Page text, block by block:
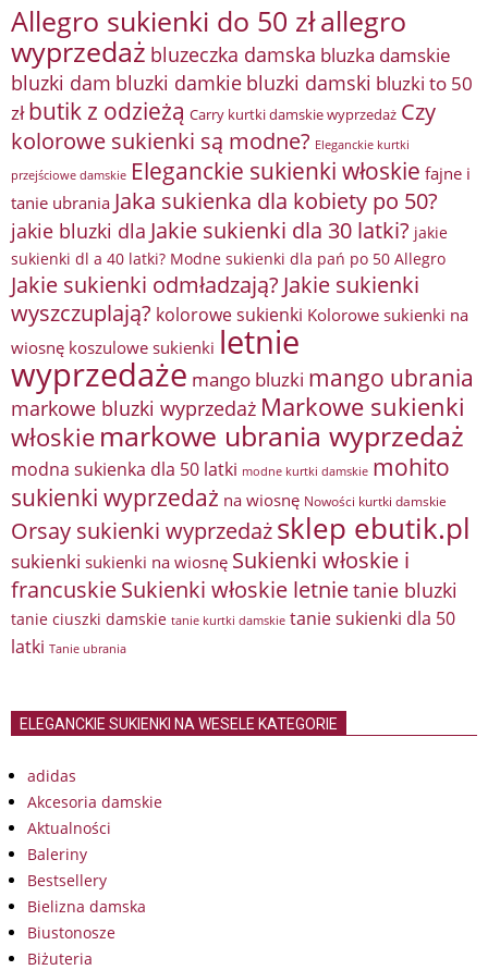
Allegro sukienki do 50 złallegro
wyprzedaż bluzeczka damska bluzka damskie
bluzki dam bluzki damkie bluzki damski bluzki to 50
zł butik z odzieżą Carry kurtki damskie wyprzedaż Czy
kolorowe sukienki są modne? Eleganckie kurtki
przejściowe damskie Eleganckie sukienki włoskie fajne i
tanie ubrania Jaka sukienka dla kobiety po 50?
jakie bluzki dla Jakie sukienki dla 30 latki? jakie
sukienki dl a 40 latki? Modne sukienki dla pań po 50 Allegro
Jakie sukienki odmładzają? Jakie sukienki
wyszczuplają? kolorowe sukienki Kolorowe sukienki na
wiosnę koszulowe sukienki letnie
wyprzedaże mango bluzki mango ubrania
markowe bluzki wyprzedaż Markowe sukienki
włoskie markowe ubrania wyprzedaż
modna sukienka dla 50 latki modne kurtki damskie mohito
sukienki wyprzedaż na wiosnę Nowości kurtki damskie
Orsay sukienki wyprzedażsklep ebutik.pl
sukienki sukienki na wiosnę Sukienki włoskie i
francuskieSukienki włoskie letnietanie bluzki
tanie ciuszki damskie tanie kurtki damskie tanie sukienki dla 50
latki Tanie ubrania
ELEGANCKIE SUKIENKI NA WESELE KATEGORIE
adidas
Akcesoria damskie
Aktualności
Baleriny
Bestsellery
Bielizna damska
Biustonosze
Biżuteria